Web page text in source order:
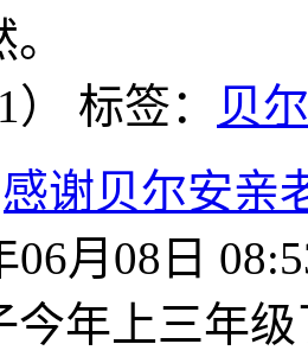
） 标签：
贝
谢贝尔安亲
06月08日
今年上三年